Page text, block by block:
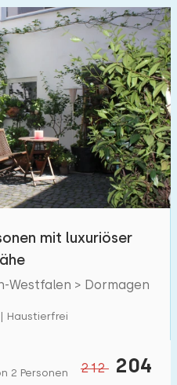
3
5
0
0
6
Park 7
mit luxuriöser
Westfalen > Dormagen
Haustierfrei
212 204
2 Personen